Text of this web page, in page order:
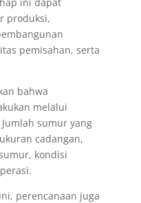
produksi,
pemisahan, serta
bahwa
melalui
sumur yang
cadangan,
kondisi
perencanaan juga